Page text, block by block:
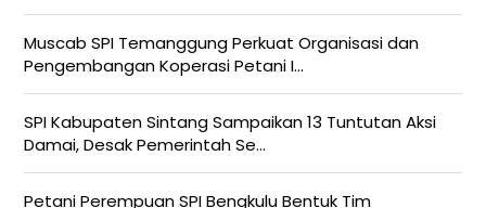
Muscab SPI Temanggung Perkuat Organisasi dan
Pengembangan Koperasi Petani I...
SPI Kabupaten Sintang Sampaikan 13 Tuntutan Aksi
Damai, Desak Pemerintah Se...
Petani Perempuan SPI Bengkulu Bentuk Tim